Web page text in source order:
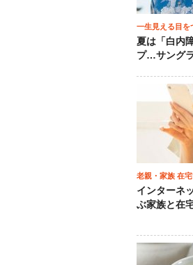
一生見える目を
夏は「白内
プ…サング
老親・家族 在
インターネ
ぶ家族と在